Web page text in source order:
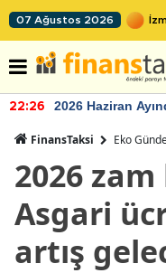
07 Ağustos 2026
22:26 2026 Haziran
FinansTaksi Eko
2026
Asgari
artış